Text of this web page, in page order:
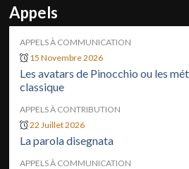
Appels
APPELS À COMMUNICATION
15 Novembre 2026
Les avatars de Pinocchio ou les
classique
APPELS À CONTRIBUTION
22 Juillet 2026
La parola disegnata
APPELS À COMMUNICATION